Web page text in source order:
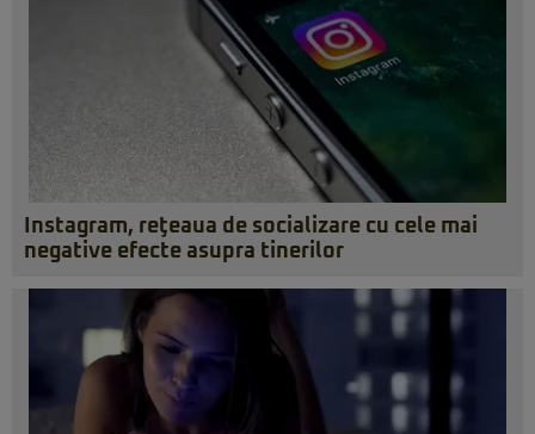
Instagram, reţeaua de socializare cu cele mai
negative efecte asupra tinerilor